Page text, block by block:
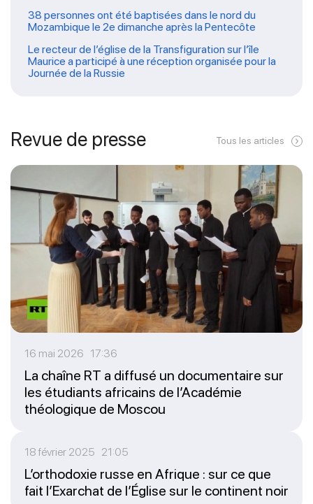
38 personnes ont été baptisées dans le nord du
Mozambique le 2e dimanche après la Pentecôte
Le recteur de l’église de la Transfiguration sur l’île
Maurice a participé à une réception organisée pour la
Journée de la Russie
Revue de presse Tous les articles
16 mai 2026 17:36
La chaîne RT a diffusé un documentaire sur
les étudiants africains de l’Académie
théologique de Moscou
18 février 2025 21:05
L’orthodoxie russe en Afrique : sur ce que
fait l’Exarchat de l’Église sur le continent noir